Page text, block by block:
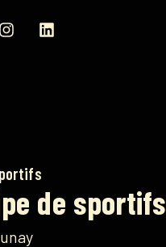
de sportifs